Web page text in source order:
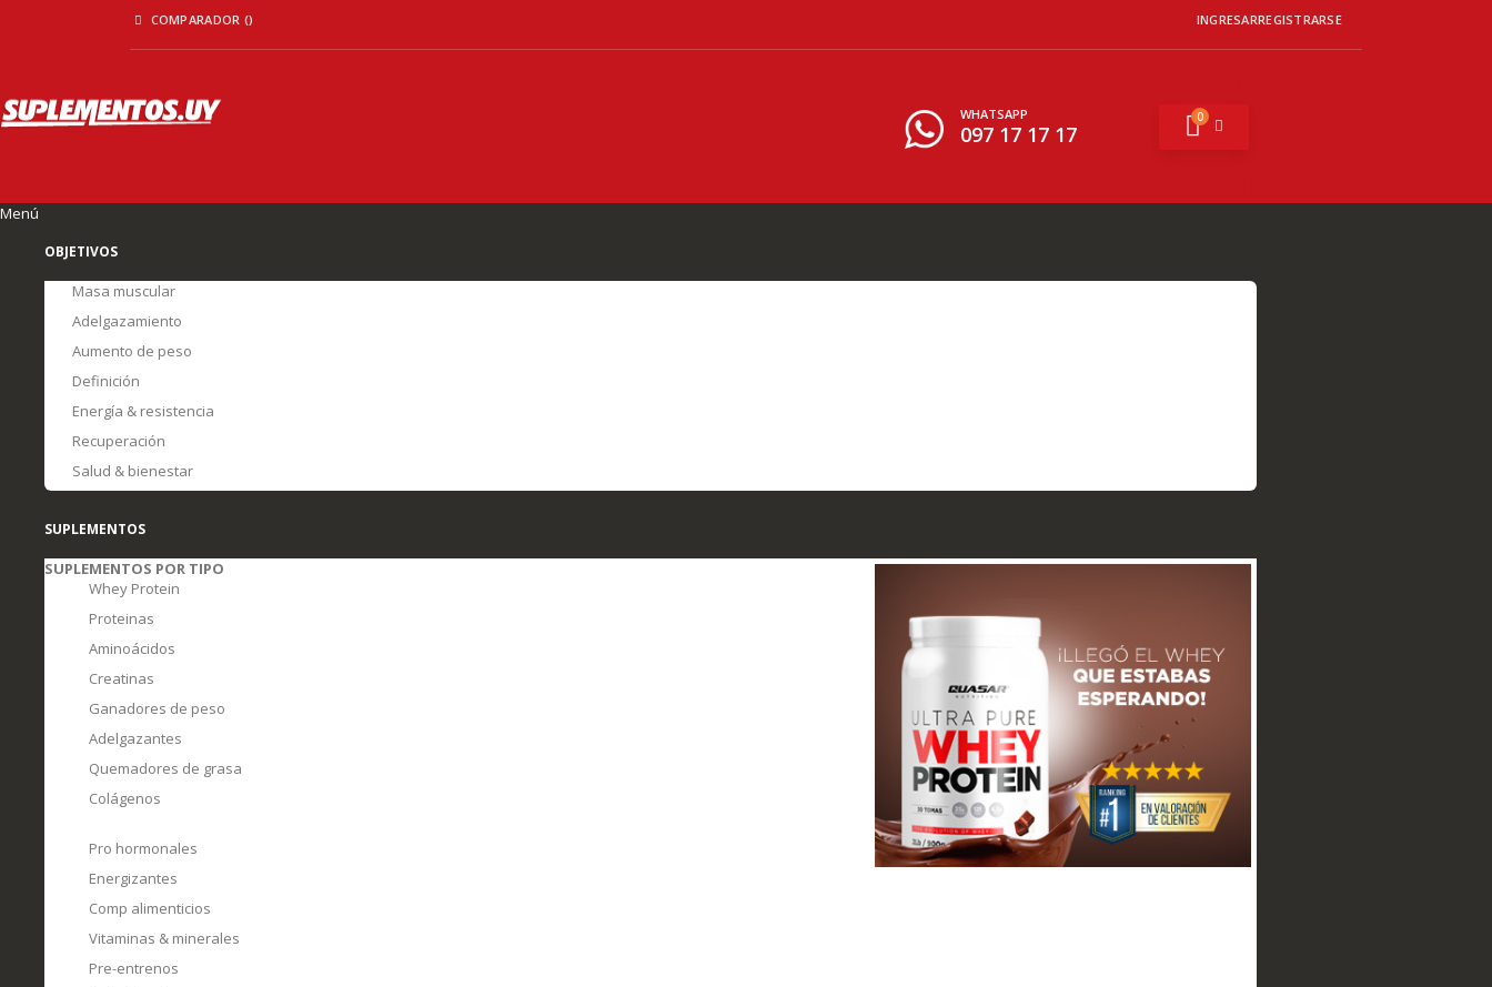
Ir
COMPARADOR () INGRESARREGISTRARSE
Mi cesta
0
WHATSAPP
097 17 17 17
Menú
OBJETIVOS
Masa muscular
Adelgazamiento
Aumento de peso
Definición
Energía & resistencia
Recuperación
Salud & bienestar
SUPLEMENTOS
SUPLEMENTOS POR TIPO
Whey Protein
Proteinas
Aminoácidos
Creatinas
Ganadores de peso
Adelgazantes
Quemadores de grasa
Colágenos
Pro hormonales
Energizantes
Comp alimenticios
Vitaminas & minerales
Pre-entrenos